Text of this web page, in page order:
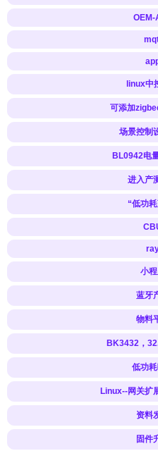
OEM-
linux中
可添加
场景控制
BL0942电
进入产
“低功
小
蓝牙
物料
BK3432，
低功
Linux--网关扩
资料
固件